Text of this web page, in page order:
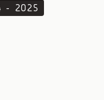
- 2025